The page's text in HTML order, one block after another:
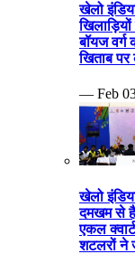
खेलो
बॉयज
खिताब पर
— Feb
खेलो
दमखम से
एकल
शटलरों ने